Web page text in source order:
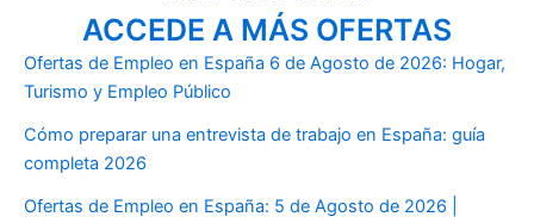
ACCEDE A MÁS OFERTAS
Ofertas de Empleo en España 6 de Agosto de 2026: Hogar,
Turismo y Empleo Público
Cómo preparar una entrevista de trabajo en España: guía
completa 2026
Ofertas de Empleo en España: 5 de Agosto de 2026 |